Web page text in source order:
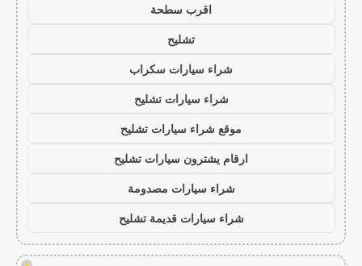
اقرب سطحة
تشليح
شراء سيارات سكراب
شراء سيارات تشليح
موقع شراء سيارات تشليح
ارقام يشترون سيارات تشليح
شراء سيارات مصدومة
شراء سيارات قديمة تشليح